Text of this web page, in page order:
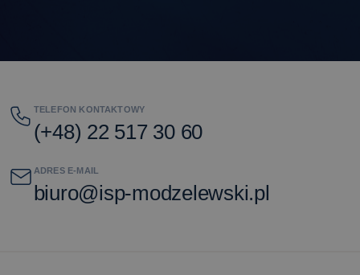
TELEFON KONTAKTOWY
(+48) 22 517 30 60
ADRES E-MAIL
biuro@isp-modzelewski.pl